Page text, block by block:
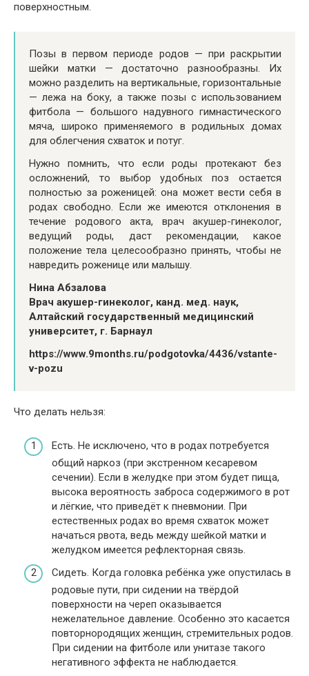
поверхностным.
Позы в первом периоде родов — при раскрытии
шейки матки — достаточно разнообразны. Их
можно разделить на вертикальные, горизонтальные
— лежа на боку, а также позы с использованием
фитбола — большого надувного гимнастического
мяча, широко применяемого в родильных домах
для облегчения схваток и потуг.
Нужно помнить, что если роды протекают без
осложнений, то выбор удобных поз остается
полностью за роженицей: она может вести себя в
родах свободно. Если же имеются отклонения в
течение родового акта, врач акушер-гинеколог,
ведущий роды, даст рекомендации, какое
положение тела целесообразно принять, чтобы не
навредить роженице или малышу.
Нина Абзалова
Врач акушер-гинеколог, канд. мед. наук,
Алтайский государственный медицинский
университет, г. Барнаул
https://www.9months.ru/podgotovka/4436/vstante-
v-pozu
Что делать нельзя:
Есть. Не исключено, что в родах потребуется
общий наркоз (при экстренном кесаревом
сечении). Если в желудке при этом будет пища,
высока вероятность заброса содержимого в рот
и лёгкие, что приведёт к пневмонии. При
естественных родах во время схваток может
начаться рвота, ведь между шейкой матки и
желудком имеется рефлекторная связь.
Сидеть. Когда головка ребёнка уже опустилась в
родовые пути, при сидении на твёрдой
поверхности на череп оказывается
нежелательное давление. Особенно это касается
повторнородящих женщин, стремительных родов.
При сидении на фитболе или унитазе такого
негативного эффекта не наблюдается.